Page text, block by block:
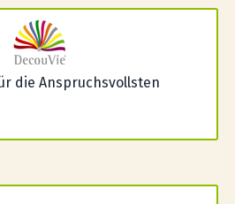
die Anspruchsvollsten